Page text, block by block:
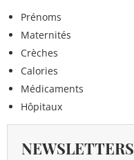
Prénoms
Maternités
Crèches
Calories
Médicaments
Hôpitaux
NEWSLETTERS